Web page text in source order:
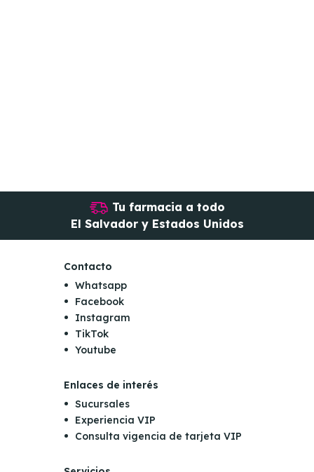
Tu farmacia a todo
El Salvador y Estados Unidos
Contacto
Whatsapp
Facebook
Instagram
TikTok
Youtube
Enlaces de interés
Sucursales
Experiencia VIP
Consulta vigencia de tarjeta VIP